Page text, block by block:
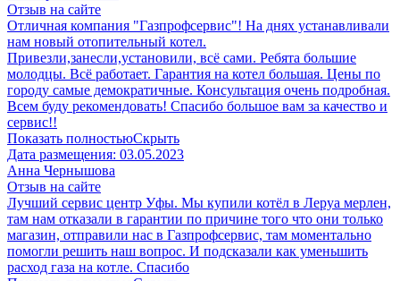
Отзыв на сайте
Отличная компания "Газпрофсервис"! На днях устанавливали
нам новый отопительный котел.
Привезли,занесли,установили, всё сами. Ребята большие
молодцы. Всё работает. Гарантия на котел большая. Цены по
городу самые демократичные. Консультация очень подробная.
Всем буду рекомендовать! Спасибо большое вам за качество и
сервис!!
Показать полностьюСкрыть
Дата размещения: 03.05.2023
Анна Чернышова
Отзыв на сайте
Лучший сервис центр Уфы. Мы купили котёл в Леруа мерлен,
там нам отказали в гарантии по причине того что они только
магазин, отправили нас в Газпрофсервис, там моментально
помогли решить наш вопрос. И подсказали как уменьшить
расход газа на котле. Спасибо